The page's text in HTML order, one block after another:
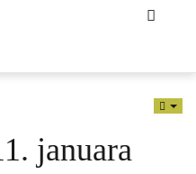
januara